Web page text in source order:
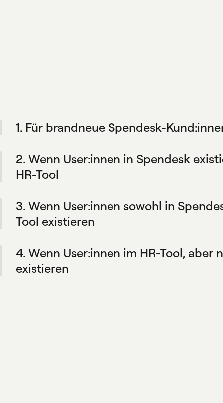
1. Für brandneue Spendesk-
Integration automatisch Spendesk-Profile für Ihr
Ihrem HR-Tool definierten Regeln.
2. Wenn User:innen in Spendesk
HR-Tool
diese Weise bleibt Ihr HR-Tool die primäre
Flexibilität, Mitglieder bei Bedarf manuell
3. Wenn User:innen sowohl in
Tool existieren
auch direkt in Spendesk übernommen.
4. Wenn User:innen im HR-Tool, aber
existieren